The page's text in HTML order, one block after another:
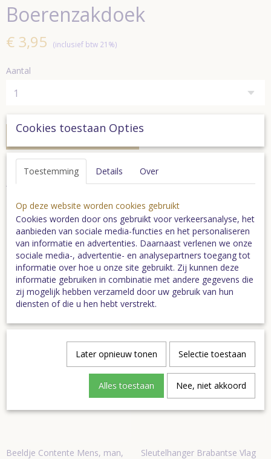
Boerenzakdoek
€ 3,95 (inclusief btw 21%)
Aantal
In winkelwagen
Rode boerenzakdoekTijdelijk niet leverbaar
Formaat: 48 x 48 cm.
Specificaties
Bruto gewicht
0,09 Kg
Afmetingen (l,b,h)
48 x 48 x 0 cm
Ook interessant
Beeldje Contente Mens, man,
Sleutelhanger Brabantse Vlag
Cookies toestaan Opties
Toestemming Details Over
Op deze website worden cookies gebruikt
Cookies worden door ons gebruikt voor verkeersanalyse, het
aanbieden van sociale media-functies en het personaliseren
van informatie en advertenties. Daarnaast verlenen we onze
sociale media-, advertentie- en analysepartners toegang tot
informatie over hoe u onze site gebruikt. Zij kunnen deze
informatie gebruiken in combinatie met andere gegevens die
zij mogelijk hebben verzameld door uw gebruik van hun
diensten of die u hen hebt verstrekt.
Later opnieuw tonen Selectie toestaan
Alles toestaan Nee, niet akkoord